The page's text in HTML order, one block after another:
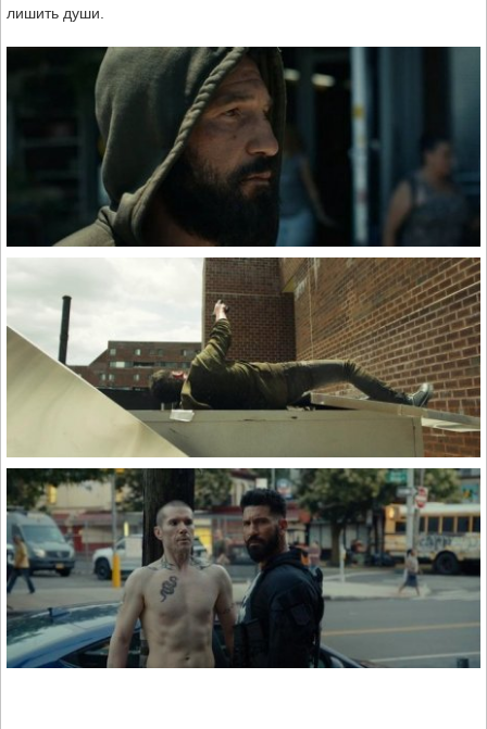
лишить души.